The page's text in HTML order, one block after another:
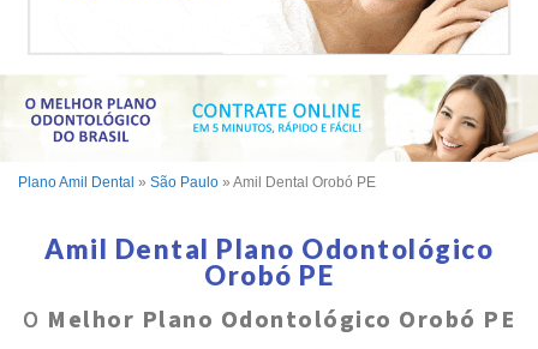
Plano Amil Dental » São Paulo » Amil Dental Orobó PE
Amil Dental Plano Odontológico
Orobó PE
O Melhor Plano Odontológico Orobó PE